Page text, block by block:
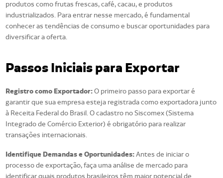
produtos como frutas frescas, café, cacau, e produtos
industrializados. Para entrar nesse mercado, é fundamental
conhecer as tendências de consumo e buscar oportunidades para
diversificar a oferta.
Passos Iniciais para Exportar
Registro como Exportador:O primeiro passo para exportar é
garantir que sua empresa esteja registrada como exportadora junto
à Receita Federal do Brasil. O cadastro no Siscomex (Sistema
Integrado de Comércio Exterior) é obrigatório para realizar
transações internacionais.
Identifique Demandas e Oportunidades:Antes de iniciar o
processo de exportação, faça uma análise de mercado para